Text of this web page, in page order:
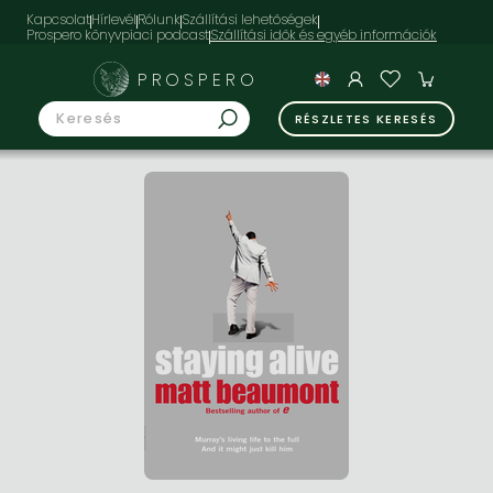
KapcsolatHírlevélRólunkSzállítási lehetőségek
Prospero könyvpiaci podcast
PROSPERO
RÉSZLETES KERESÉS